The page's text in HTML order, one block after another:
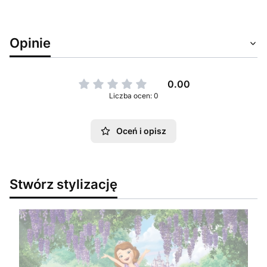
Opinie
0.00
Liczba ocen: 0
Oceń i opisz
Stwórz stylizację